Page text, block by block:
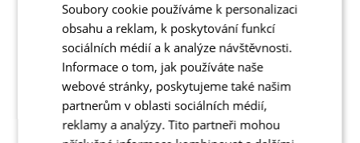
Soubory cookie používáme k personalizaci
obsahu a reklam, k poskytování funkcí
sociálních médií a k analýze návštěvnosti.
Informace o tom, jak používáte naše
webové stránky, poskytujeme také našim
partnerům v oblasti sociálních médií,
reklamy a analýzy. Tito partneři mohou